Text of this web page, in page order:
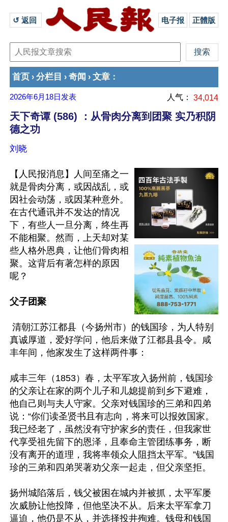
↺ 返回 电子报 正體版
首页 › 分栏目 › 奇闻 › 文章 ：
2026年6月18日 发表 人气： 34,014
天下奇谭 (586) ：从骨肉分离到团聚 实乃积阴
德之功
刘晓
【人民报消息】人间至痛之一
就是骨肉分离，或因战乱，或
因社会动荡，或因某种意外。
在古代通讯并不发达的情况
下，有些人一旦分离，终生再
不能相聚。然而，上天却对某
些人格外恩典，让他们骨肉相
聚。这背后有著怎样的原因
呢？
父子团聚
真诚厚道，爱好学问，他后来做了江都县县令。咸
丰年间，他家发生了这样两件事：
咸丰三年（1853）春，太平军攻入扬州前，钱国珍
的父亲让在家的两个儿子和儿媳提前到乡下避难，
他自己则与夫人守家。父亲对钱国珍的三弟和四弟
说：“你们读圣贤书且有志向，将来可以报效国家。
我已经老了，虽然没有守护家乡的责任，但我家世
代享受祖先留下的恩泽，且奉命主管团练事务，断
没有离开的道理，我将率领众人阻挡太平军。”钱国
珍的三弟和四弟哭著劝父亲一起走，但父亲坚拒。
扬州城陷落后，钱父被困在城内并被抓，太平军屡
次威胁让他投降，但他坚决不从。后来太平军拿刀
逼迫，他仍是不从，并选择投井殉难。钱母和钱国